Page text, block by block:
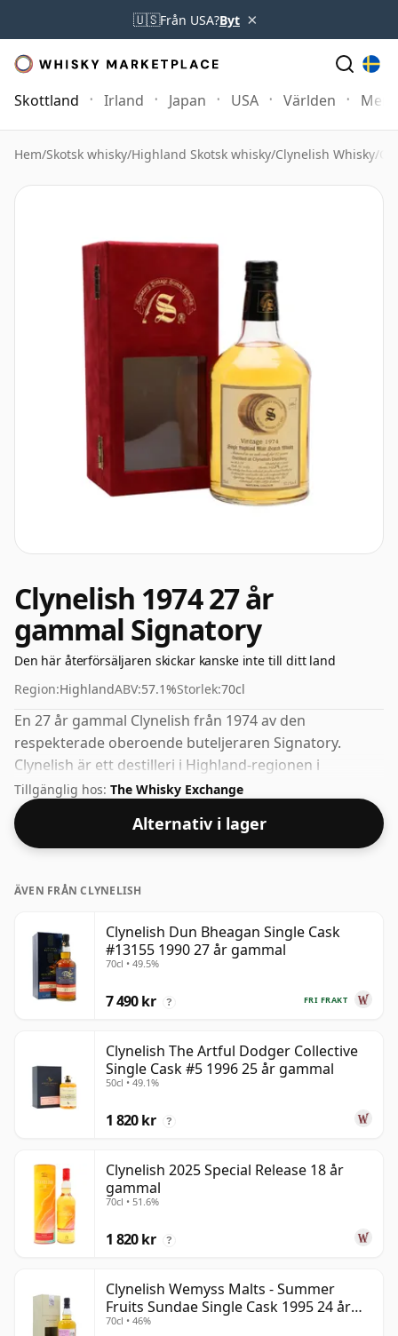
🇺🇸Från USA?Byt ×
Skottland Irland Japan USA Världen Mer
Hem/Skotsk whisky/Highland Skotsk whisky/Clynelish Whisky/
Clynelish 1974 27 år
gammal Signatory
Den här återförsäljaren skickar kanske inte till ditt land
Region:HighlandABV:57.1%Storlek:70cl
En 27 år gammal Clynelish från 1974 av den
respekterade oberoende buteljeraren Signatory.
Clynelish är ett destilleri i Highland-regionen i
Skottland. Buteljerad med en fin drickstyrka på 57,1 %
kommer denna whisky i en 70cl flaska.
Tillgänglig hos: The Whisky Exchange
Alternativ i lager
ÄVEN FRÅN CLYNELISH
Clynelish Dun Bheagan Single Cask
#13155 1990 27 år gammal
70cl • 49.5%
FRI FRAKT
7 490 kr ?
Clynelish The Artful Dodger Collective
Single Cask #5 1996 25 år gammal
50cl • 49.1%
1 820 kr ?
Clynelish 2025 Special Release 18 år
gammal
70cl • 51.6%
1 820 kr ?
Clynelish Wemyss Malts - Summer
Fruits Sundae Single Cask 1995 24 år
gammal
70cl • 46%